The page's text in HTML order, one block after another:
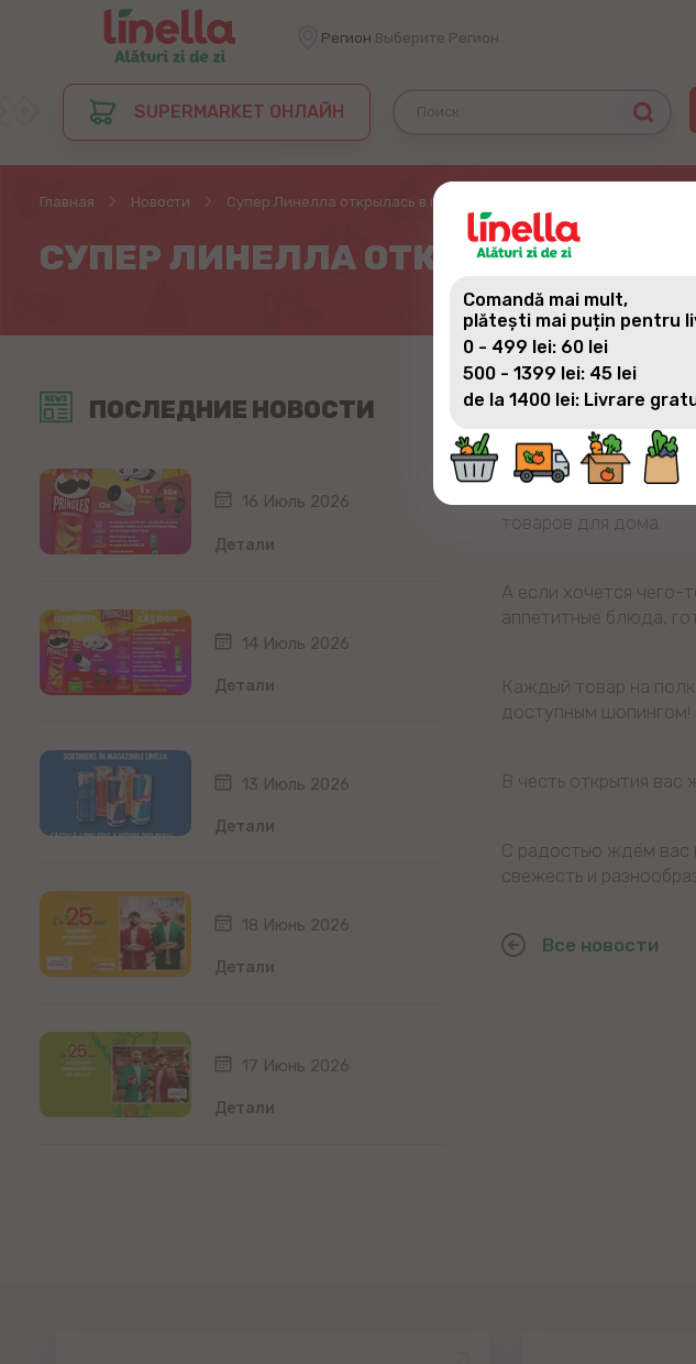
Регион Выберите Регион
SUPERMARKET ОНЛАЙН
Главная Новости Супер Линелла открылась в городе Единец!
СУПЕР ЛИНЕЛЛА ОТКРЫЛАСЬ В
ПОСЛЕДНИЕ НОВОСТИ
16 Июль 2026
Детали
14 Июль 2026
Детали
13 Июль 2026
Детали
18 Июнь 2026
Детали
17 Июнь 2026
Детали
Мы открыли новый
В новом магазине
молочные изделия,
товаров для дома.
А если хочется чего-
аппетитные блюда,
Каждый товар на
доступным
В честь открытия
С радостью ждём вас
свежесть и
Все новости
Comandă mai mult,
plătești mai puțin pentru
0 - 499 lei: 60 lei
500 - 1399 lei: 45 lei
de la 1400 lei: Livrare